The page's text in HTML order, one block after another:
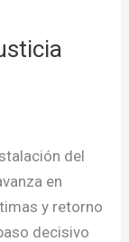
del
en
y retorno
decisivo